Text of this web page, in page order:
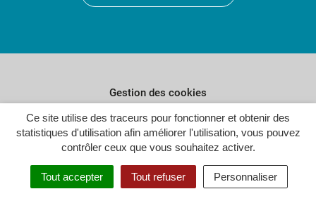
Ce site utilise des traceurs pour fonctionner et obtenir des
statistiques d'utilisation afin améliorer l'utilisation, vous pouvez
contrôler ceux que vous souhaitez activer.
Tout accepter Tout refuser Personnaliser
Gestion des cookies
Plan du site
Politique de confidentialité
Crédits